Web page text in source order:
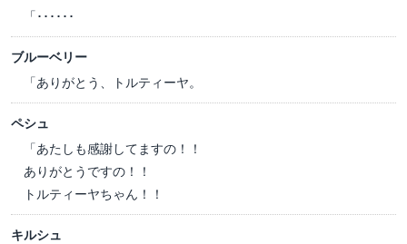
「･･････
ブルーベリー
「ありがとう、トルティーヤ。
ペシュ
「あたしも感謝してますの！！
ありがとうですの！！
トルティーヤちゃん！！
キルシュ